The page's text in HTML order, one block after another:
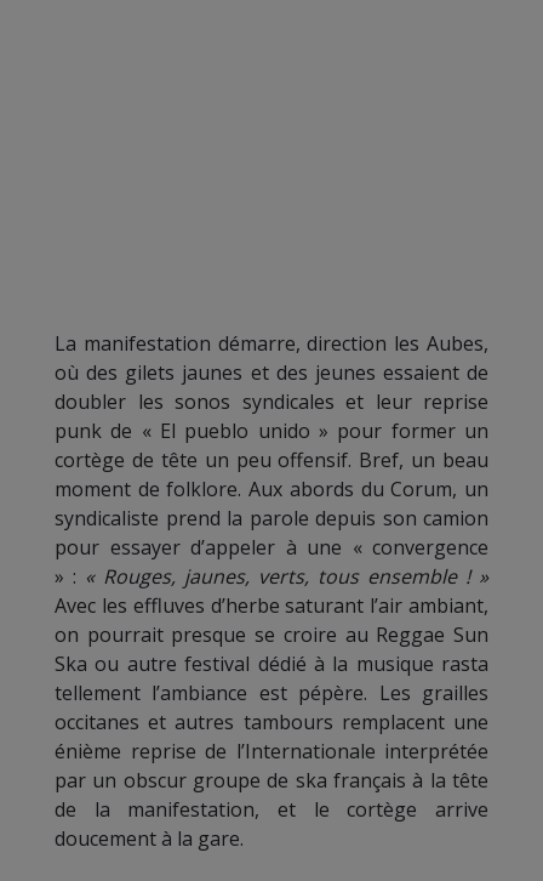
La manifestation démarre, direction les Aubes,
où des gilets jaunes et des jeunes essaient de
doubler les sonos syndicales et leur reprise
punk de « El pueblo unido » pour former un
cortège de tête un peu offensif. Bref, un beau
moment de folklore. Aux abords du Corum, un
syndicaliste prend la parole depuis son camion
pour essayer d’appeler à une « convergence
» : « Rouges, jaunes, verts, tous ensemble ! »
Avec les effluves d’herbe saturant l’air ambiant,
on pourrait presque se croire au Reggae Sun
Ska ou autre festival dédié à la musique rasta
tellement l’ambiance est pépère. Les grailles
occitanes et autres tambours remplacent une
énième reprise de l’Internationale interprétée
par un obscur groupe de ska français à la tête
de la manifestation, et le cortège arrive
doucement à la gare.